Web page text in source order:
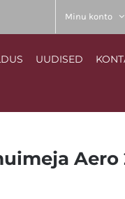
Minu konto
UUDISED
Aero